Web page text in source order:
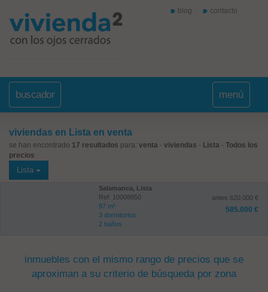
blog contacto
buscador menú
viviendas en Lista en venta
se han encontrado 17 resultados para: venta - viviendas - Lista - Todos los
precios
Lista
Salamanca, Lista
Ref: 10008850
97 m²
3 dormitorios
2 baños
antes 620.000 €
585.000 €
inmuebles con el mismo rango de precios que se
aproximan a su criterio de búsqueda por zona